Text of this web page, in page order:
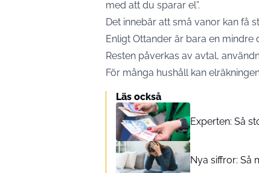
med att du sparar el”.
Det innebär att små vanor kan få
Enligt Ottander är bara en mindre
Resten påverkas av avtal,
För många hushåll kan
Läs också
Experten: Så
Nya siffror: Så